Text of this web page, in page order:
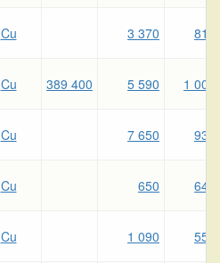
Cu 3 370 810
Cu 389 400 5 590 1 000
Cu 7 650 930
Cu 650 640
Cu 1 090 550